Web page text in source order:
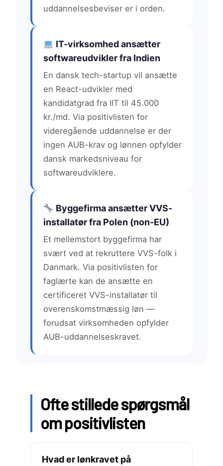
uddannelsesbeviser er i orden.
IT-virksomhed ansætter
softwareudvikler fra Indien
En dansk tech-startup vil ansætte
en React-udvikler med
kandidatgrad fra IIT til 45.000
kr./md. Via positivlisten for
videregående uddannelse er der
ingen AUB-krav og lønnen opfylder
dansk markedsniveau for
softwareudviklere.
Byggefirma ansætter VVS-
installatør fra Polen (non-EU)
Et mellemstort byggefirma har
svært ved at rekruttere VVS-folk i
Danmark. Via positivlisten for
faglærte kan de ansætte en
certificeret VVS-installatør til
overenskomstmæssig løn —
forudsat virksomheden opfylder
AUB-uddannelseskravet.
Ofte stillede spørgsmål
om positivlisten
Hvad er lønkravet på